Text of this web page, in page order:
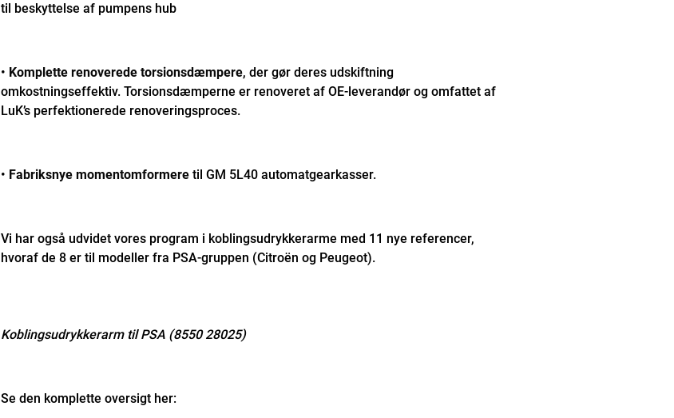
til beskyttelse af pumpens hub
• Komplette renoverede torsionsdæmpere, der gør deres udskiftning
omkostningseffektiv. Torsionsdæmperne er renoveret af OE-leverandør og omfattet af
LuK’s perfektionerede renoveringsproces.
• Fabriksnye momentomformere til GM 5L40 automatgearkasser.
Vi har også udvidet vores program i koblingsudrykkerarme med 11 nye referencer,
hvoraf de 8 er til modeller fra PSA-gruppen (Citroën og Peugeot).
Koblingsudrykkerarm til PSA (8550 28025)
Se den komplette oversigt her: